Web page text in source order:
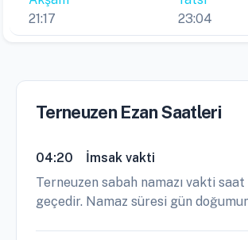
21:17
23:04
Terneuzen Ezan Saatleri
04:20
İmsak vakti
Terneuzen sabah namazı vakti
geçedir. Namaz süresi gün